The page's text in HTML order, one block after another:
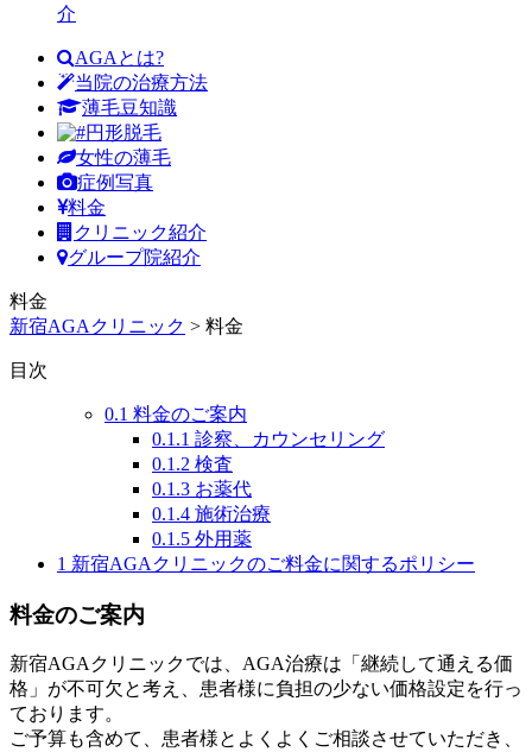
介
AGAとは?
当院の治療方法
薄毛豆知識
円形脱毛
女性の薄毛
症例写真
料金
クリニック紹介
グループ院紹介
料金
新宿AGAクリニック > 料金
目次
0.1 料金のご案内
0.1.1 診察、カウンセリング
0.1.2 検査
0.1.3 お薬代
0.1.4 施術治療
0.1.5 外用薬
1 新宿AGAクリニックのご料金に関するポリシー
料金のご案内
新宿AGAクリニックでは、AGA治療は「継続して通える価
格」が不可欠と考え、患者様に負担の少ない価格設定を行っ
ております。
ご予算も含めて、患者様とよくよくご相談させていただき、